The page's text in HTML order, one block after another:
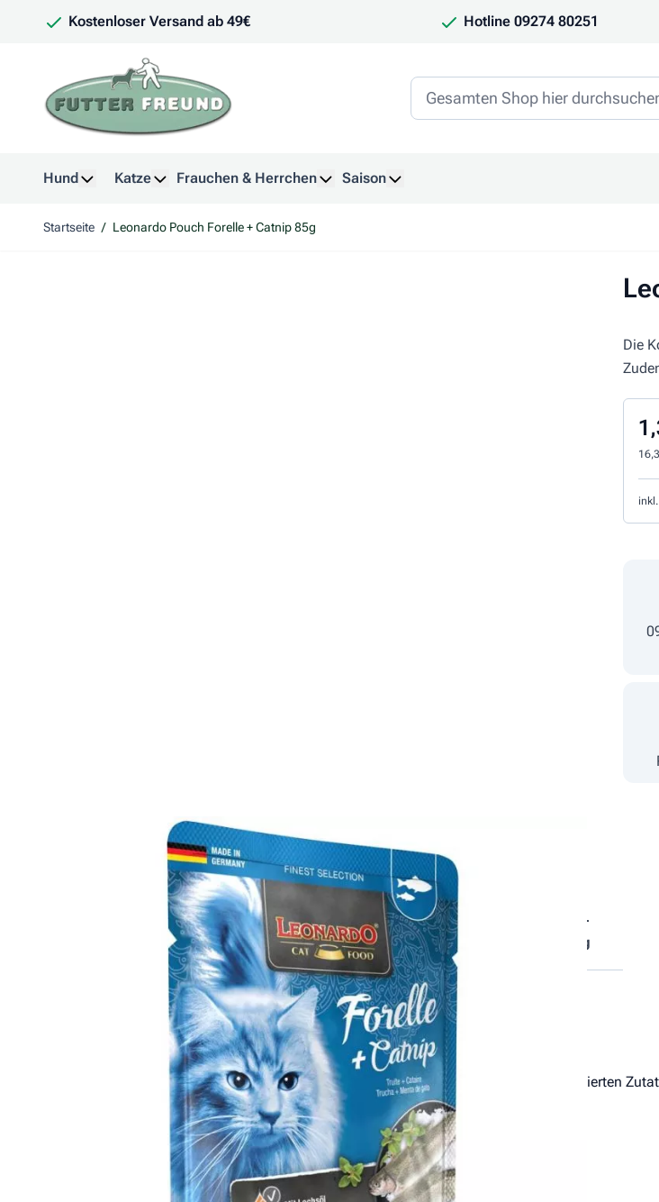
Kostenloser Versand ab 49€ Hotline 09274 80251
Hund
Katze
Frauchen & Herrchen
Saison
Startseite / Leonardo Pouch Forelle + Catnip 85g
Die
Leonardo Forelle + Catnip
Alleinfuttermittel für ausgewachsene Katzen
Exzellente Rezepturen in praktischen Einzelportionen. Saftiges Fleisch wurde mit raffinierten
schonend im Portionsbeutel gegart. Lachsöl liefert mehrfach ungesättigte Fettsäuren.
Hoher Gehalt an Fleisch und Innereien
Rezeptur ohne Getreide
Ohne Zusatz von Zucker
Zusammen­setzung
Analytische
Bestandteile
Fütterungs­
empfehlung